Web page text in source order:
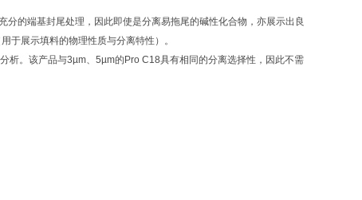
的端基封尾处理，因此即使是分离易拖尾的碱性化合物，亦展示出良
于展示填料的物理性质与分离特性）。
析。该产品与3µm、5µm的Pro C18具有相同的分离选择性，因此不需